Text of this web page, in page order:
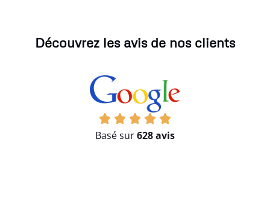
Découvrez les avis de nos clients
Basé sur628 avis